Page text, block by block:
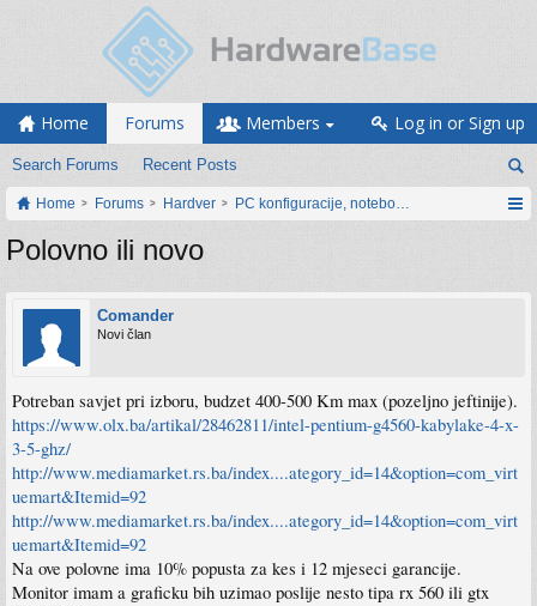
Home Forums
Search Forums Recent Posts
Members Log in or Sign up
Home Forums Hardver PC konfiguracije, notebook računari, servis
Polovno ili novo
Comander
Novi član
Potreban savjet pri izboru, budzet 400-500 Km max (pozeljno jeftinije).
https://www.olx.ba/artikal/28462811/intel-pentium-g4560-kabylake-4-x-
3-5-ghz/
http://www.mediamarket.rs.ba/index....ategory_id=14&option=com_virt
uemart&Itemid=92
http://www.mediamarket.rs.ba/index....ategory_id=14&option=com_virt
uemart&Itemid=92
Na ove polovne ima 10% popusta za kes i 12 mjeseci garancije.
Monitor imam a graficku bih uzimao poslije nesto tipa rx 560 ili gtx